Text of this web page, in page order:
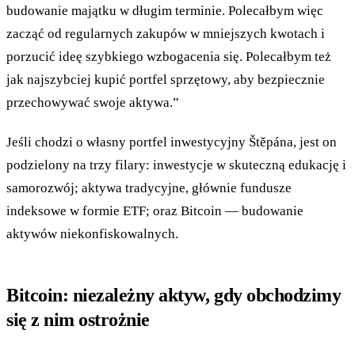
budowanie majątku w długim terminie. Polecałbym więc
zacząć od regularnych zakupów w mniejszych kwotach i
porzucić ideę szybkiego wzbogacenia się. Polecałbym też
jak najszybciej kupić portfel sprzętowy, aby bezpiecznie
przechowywać swoje aktywa.”
Jeśli chodzi o własny portfel inwestycyjny Štěpána, jest on
podzielony na trzy filary: inwestycje w skuteczną edukację i
samorozwój; aktywa tradycyjne, głównie fundusze
indeksowe w formie ETF; oraz Bitcoin — budowanie
aktywów niekonfiskowalnych.
Bitcoin: niezależny aktyw, gdy obchodzimy
się z nim ostrożnie